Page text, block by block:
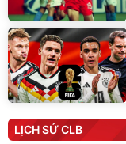
LỊCH SỬ CLB